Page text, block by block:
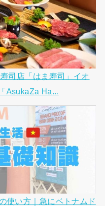
司店「はま寿司」イオ
AsukaZa Ha...
使い方｜急にベトナムド